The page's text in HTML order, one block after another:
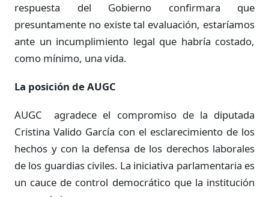
respuesta del Gobierno confirmara que
presuntamente no existe tal evaluación, estaríamos
ante un incumplimiento legal que habría costado,
como mínimo, una vida.
La posición de AUGC
AUGC agradece el compromiso de la diputada
Cristina Valido García con el esclarecimiento de los
hechos y con la defensa de los derechos laborales
de los guardias civiles. La iniciativa parlamentaria es
un cauce de control democrático que la institución